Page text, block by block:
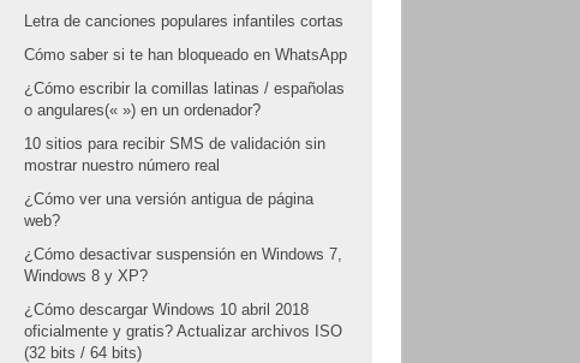
Letra de canciones populares infantiles cortas
Cómo saber si te han bloqueado en WhatsApp
¿Cómo escribir la comillas latinas / españolas
o angulares(« ») en un ordenador?
10 sitios para recibir SMS de validación sin
mostrar nuestro número real
¿Cómo ver una versión antigua de página
web?
¿Cómo desactivar suspensión en Windows 7,
Windows 8 y XP?
¿Cómo descargar Windows 10 abril 2018
oficialmente y gratis? Actualizar archivos ISO
(32 bits / 64 bits)